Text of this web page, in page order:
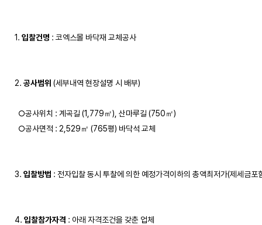
1. 입찰건명 : 코엑스몰 바닥재 교체공사
2. 공사범위 (세부내역 현장설명 시 배부)
  ○공사위치 : 계곡길 (1,779㎡), 산마루길 (750㎡)
  ○공사면적 : 2,529㎡ (765평) 바닥석 교체
3. 입찰방법 : 전자입찰 동시 투찰에 의한 예정가격이하의 총액최저가(제세금포
4. 입찰참가자격 : 아래 자격조건을 갖춘 업체